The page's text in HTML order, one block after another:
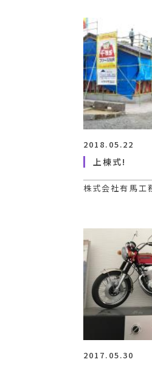
2018.05.22
上棟式!
株式会社有馬工
2017.05.30